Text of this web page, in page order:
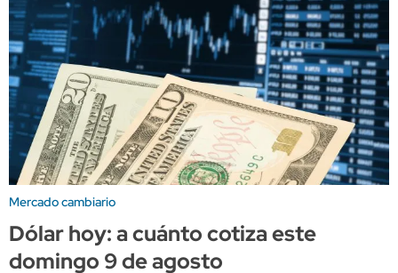
Mercado cambiario
Dólar hoy: a cuánto cotiza este
domingo 9 de agosto